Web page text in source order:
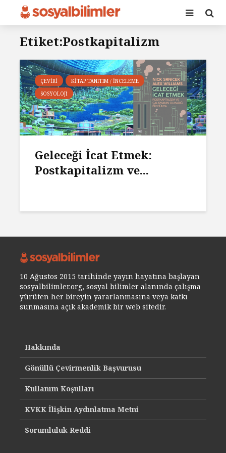
Etiket:Postkapitalizm
ÇEVIRI
KITAP TANITIM / İNCELEME
SOSYOLOJI
Geleceği İcat Etmek:
Postkapitalizm ve...
10 Ağustos 2015 tarihinde yayın hayatına başlayan
sosyalbilimler.org, sosyal bilimler alanında çalışma
yürüten her bireyin yararlanmasına veya katkı
sunmasına açık akademik bir web sitedir.
Hakkında
Gönüllü Çevirmenlik Başvurusu
Kullanım Koşulları
KVKK İlişkin Aydınlatma Metni
Sorumluluk Reddi